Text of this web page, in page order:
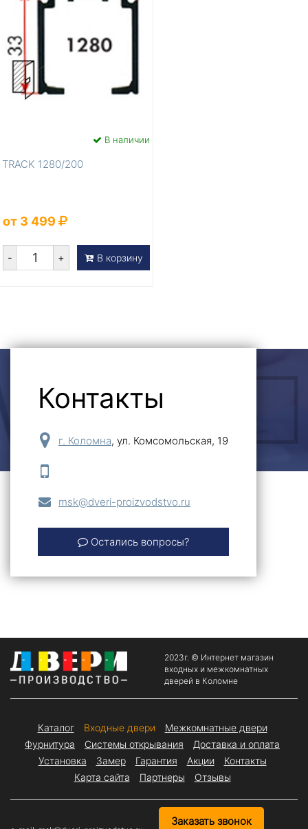
В наличии
TRACK 1280/200
от 3 499
- + В корзину
ОСТАВИТЬ ЗАЯВКУ
Контакты
г. Коломна, ул. Комсомольская, 19
msk@dveri-proizvodstvo.ru
Остались вопросы?
2023г. © Интернет магазин
входных и межкомнатных
дверей в Коломне
Каталог Входные двери
Межкомнатные двери
Фурнитура
Системы открывания
Доставка и оплата
Установка
Замер Гарантия Акции
Контакты
Карта сайта
Партнеры Отзывы
Заказать звонок